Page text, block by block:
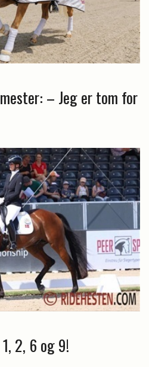
– Jeg er tom for
2, 6 og 9!